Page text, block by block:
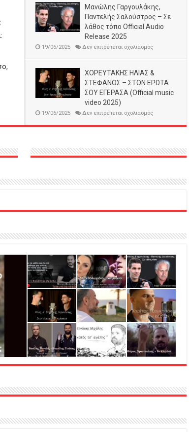
Γαργουλάκης
ΚΥΚΛΟΦΟΡΙΑ
μυαλό
–
Αντώνης
Χαραλαμπάκης
Μανώλης Γαργουλάκης,
Παντελής Σαλούστρος – Σε
λάθος τόπο Official Audio
Release 2025
19/06/2025 Δεν επιτρέπεται σχολιασμόςστο
Σαλούστρος
–
Σε
λάθος
Release
ΧΟΡΕΥΤΑΚΗΣ ΗΛΙΑΣ &
ΣΤΕΦΑΝΟΣ – ΣΤΟΝ ΕΡΩΤΑ
ΣΟΥ ΕΓΕΡΑΣΑ (Official music
video 2025)
19/06/2025 Δεν επιτρέπεται σχολιασμόςστο
ΗΛΙΑΣ
ΣΤΟΝ
ΕΡΩΤΑ
music